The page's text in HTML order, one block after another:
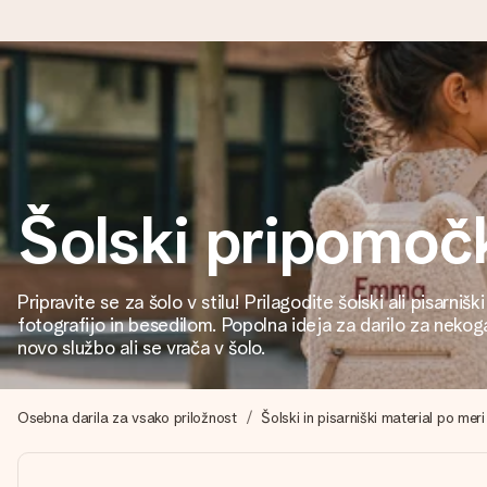
Naroči danes, odpošljemo v 1 delovnem dnevu
Darilo izdelamo z veliko skrbnostjo in ga hitro pošljemo
4,8 (na podlagi +15.000 mnenj)
Naša darila navdihujejo. Stranke nas na Google Reviews
Brezplačna čestitka
V nekaj preprostih korakih ustvari nekaj edinstvenega – z
Šolski
Pripravite se za šolo v stilu! Prilagodite šolski ali
fotografijo in besedilom. Popolna ideja za darilo za
novo službo ali se vrača v šolo.
Osebna darila za vsako priložnost Šolski in pisarniški material po meri